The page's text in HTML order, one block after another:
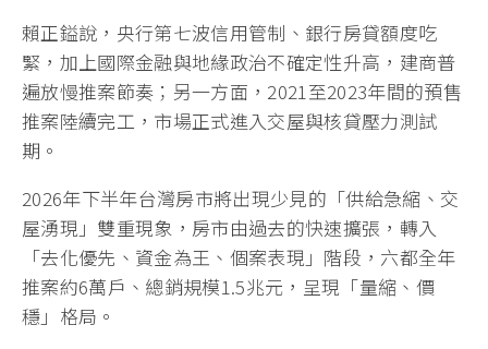
賴正鎰說，央行第七波信用管制、銀行房貸額度吃
緊，加上國際金融與地緣政治不確定性升高，建商普
遍放慢推案節奏；另一方面，2021至2023年間的預售
推案陸續完工，市場正式進入交屋與核貸壓力測試
期。
2026年下半年台灣房市將出現少見的「供給急縮、交
屋湧現」雙重現象，房市由過去的快速擴張，轉入
「去化優先、資金為王、個案表現」階段，六都全年
推案約6萬戶、總銷規模1.5兆元，呈現「量縮、價
穩」格局。